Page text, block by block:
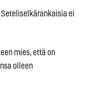
ei
mies, että on
olleen